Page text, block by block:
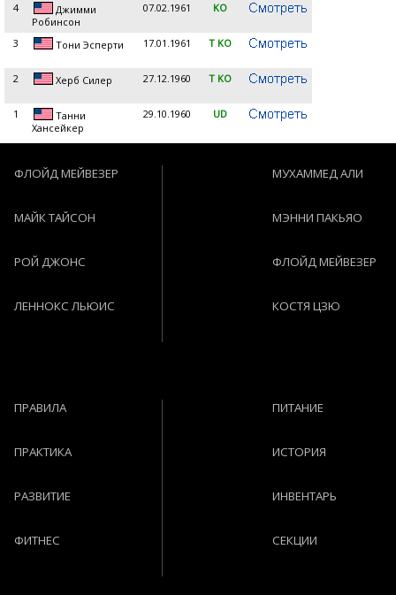
4
Джимми
Робинсон
07.02.1961 KO
3 Тони Эсперти 17.01.1961 T KO
2 Херб Силер 27.12.1960 T KO
1
Танни
Хансейкер
29.10.1960 UD
ФЛОЙД МЕЙВЕЗЕР
МАЙК ТАЙСОН
РОЙ ДЖОНС
ЛЕННОКС ЛЬЮИС
МУХАММЕД АЛИ
МЭННИ ПАКЬЯО
ФЛОЙД МЕЙВЕЗЕР
КОСТЯ ЦЗЮ
ПРАВИЛА
ПРАКТИКА
РАЗВИТИЕ
ФИТНЕС
ПИТАНИЕ
ИСТОРИЯ
ИНВЕНТАРЬ
СЕКЦИИ